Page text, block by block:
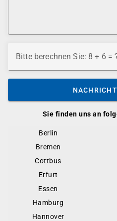
Sie finden uns an
Berlin
Bremen
Cottbus
Erfurt
Essen
Hamburg
Hannover
Bitte berechnen Sie: 8 + 6 =